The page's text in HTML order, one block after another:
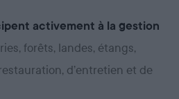
activement à la gestion
forêts, landes, étangs,
d’entretien et de